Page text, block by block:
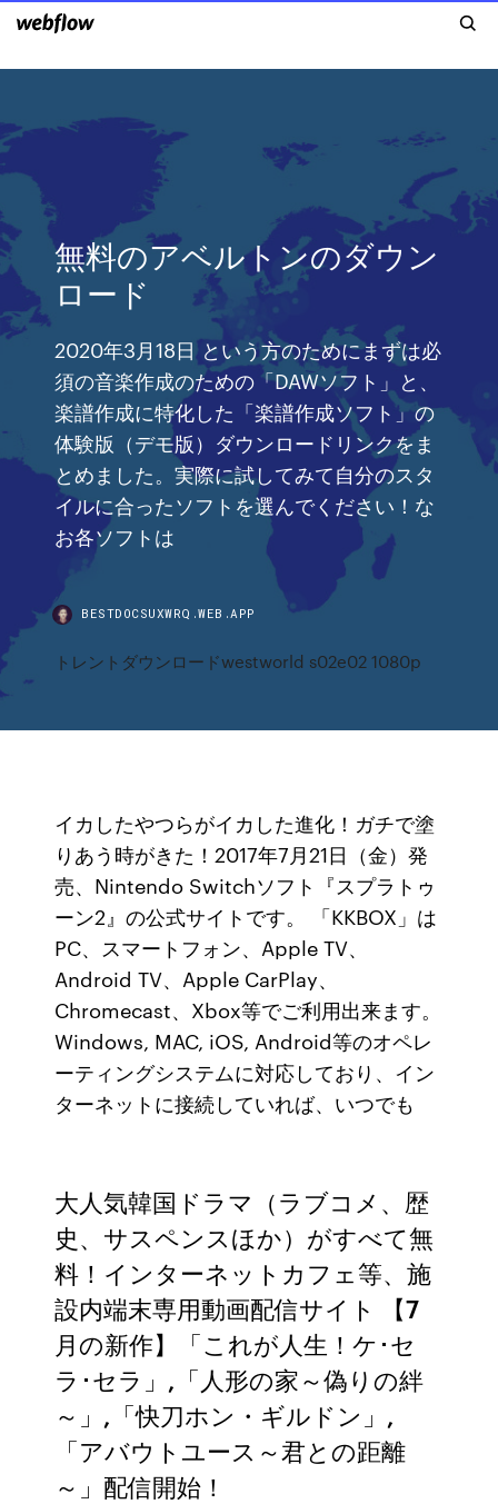
無料のアベルトンのダウン
ロード
2020年3月18日 という方のためにまずは必
須の音楽作成のための「DAWソフト」と、
楽譜作成に特化した「楽譜作成ソフト」の
体験版（デモ版）ダウンロードリンクをま
とめました。実際に試してみて自分のスタ
イルに合ったソフトを選んでください！な
お各ソフトは
BESTDOCSUXWRQ.WEB.APP
トレントダウンロードwestworld s02e02 1080p
イカしたやつらがイカした進化！ガチで塗
りあう時がきた！2017年7月21日（金）発
売、Nintendo Switchソフト『スプラトゥ
ーン2』の公式サイトです。 「KKBOX」は
PC、スマートフォン、Apple TV、
Android TV、Apple CarPlay、
Chromecast、Xbox等でご利用出来ます。
Windows, MAC, iOS, Android等のオペレ
ーティングシステムに対応しており、イン
ターネットに接続していれば、いつでも
大人気韓国ドラマ（ラブコメ、歴
史、サスペンスほか）がすべて無
料！インターネットカフェ等、施
設内端末専用動画配信サイト 【7
月の新作】「これが人生！ケ･セ
ラ･セラ」,「人形の家～偽りの絆
～」,「快刀ホン・ギルドン」,
「アバウトユース～君との距離
～」配信開始！